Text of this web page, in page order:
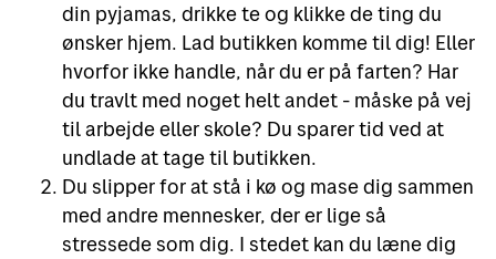
din pyjamas, drikke te og klikke de ting du
ønsker hjem. Lad butikken komme til dig! Eller
hvorfor ikke handle, når du er på farten? Har
du travlt med noget helt andet - måske på vej
til arbejde eller skole? Du sparer tid ved at
undlade at tage til butikken.
Du slipper for at stå i kø og mase dig sammen
med andre mennesker, der er lige så
stressede som dig. I stedet kan du læne dig